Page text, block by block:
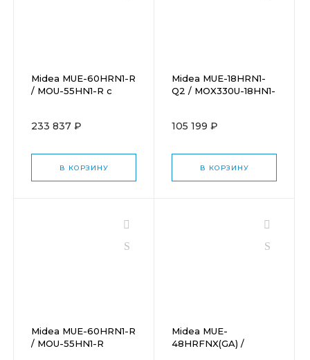
Midea MUE-60HRN1-R
/ MOU-55HN1-R с
233 837 ₽
В КОРЗИНУ
Midea MUE-18HRN1-
Q2 / MOX330U-18HN1-
105 199 ₽
В КОРЗИНУ
Midea MUE-60HRN1-R
/ MOU-55HN1-R
Midea MUE-
48HRFNX(GA) /